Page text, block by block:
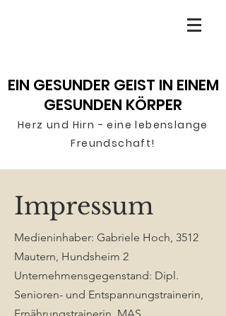
EIN GESUNDER GEIST IN EINEM
GESUNDEN KÖRPER
Herz und Hirn - eine lebenslange
Freundschaft!
Impressum
Medieninhaber: Gabriele Hoch, 3512
Mautern, Hundsheim 2
Unternehmensgegenstand: Dipl.
Senioren- und Entspannungstrainerin,